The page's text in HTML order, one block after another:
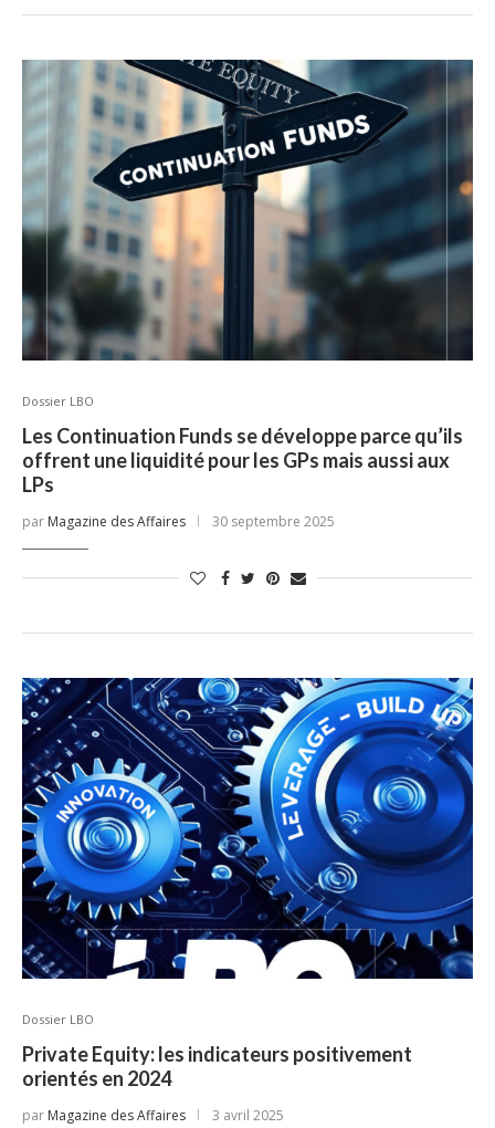
Dossier LBO
Les Continuation Funds se développe parce qu’ils
offrent une liquidité pour les GPs mais aussi aux
LPs
par Magazine des Affaires 30 septembre 2025
Dossier LBO
Private Equity: les indicateurs positivement
orientés en 2024
par Magazine des Affaires 3 avril 2025